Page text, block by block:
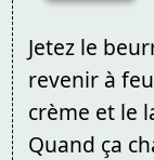
Jetez le
revenir à
crème et le
Quand ça